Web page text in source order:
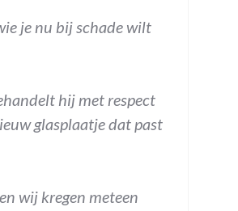
je nu bij schade wilt
hij met respect
glasplaatje dat past
wij kregen meteen